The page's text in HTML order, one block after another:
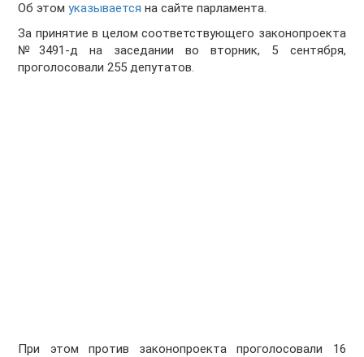
Об этомуказывается на сайте парламента.
За принятие в целом соответствующего законопроекта
№3491-д на заседании во вторник, 5 сентября,
проголосовали 255 депутатов.
При этом против законопроекта проголосовали 16